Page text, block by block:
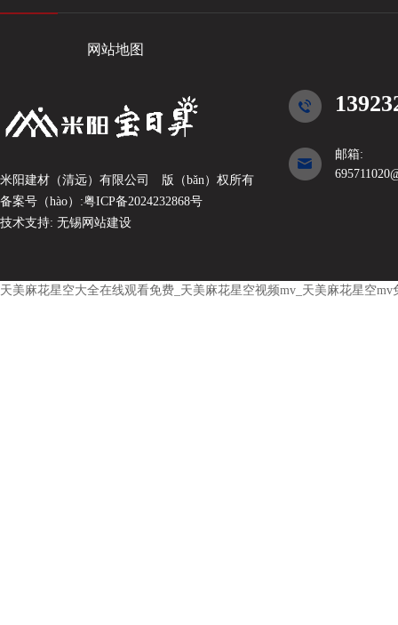
网站地图
米阳建材（清远）有限公司
版（bǎn）权所有
备案号（hào）:粤ICP备2024232868号
技术支持: 无锡网站建设
邮箱:
天美麻花星空大全在线观看免费_天美麻花星空视频mv_天美麻花星空